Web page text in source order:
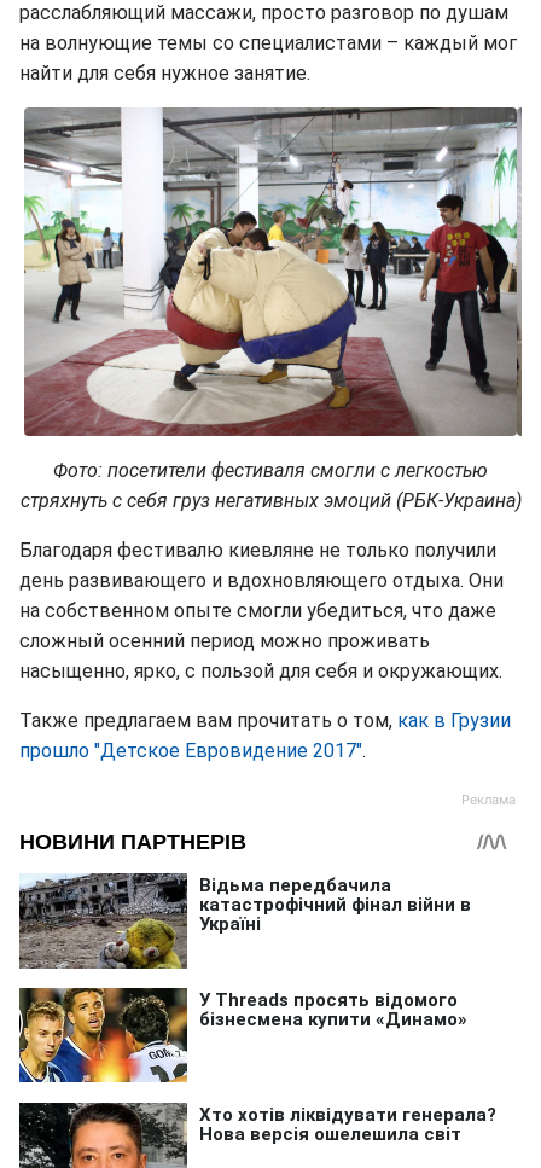
расслабляющий массажи, просто разговор по душам
на волнующие темы со специалистами – каждый мог
найти для себя нужное занятие.
Фото: посетители фестиваля смогли с легкостью
стряхнуть с себя груз негативных эмоций (РБК-Украина)
Благодаря фестивалю киевляне не только получили
день развивающего и вдохновляющего отдыха. Они
на собственном опыте смогли убедиться, что даже
сложный осенний период можно проживать
насыщенно, ярко, с пользой для себя и окружающих.
Также предлагаем вам прочитать о том, как в Грузии
прошло "Детское Евровидение 2017".